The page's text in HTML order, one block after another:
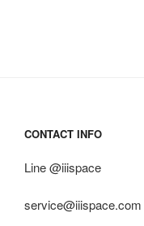
CONTACT INFO
Line @iiispace
service@iiispace.com